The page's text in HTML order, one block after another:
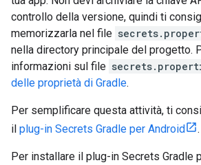
controllo della versione, quindi ti
memorizzarla nel file
nella directory principale del progetto.
informazioni sul file
delle proprietà di Gradle.
Per semplificare questa attività, ti
il plug-in Secrets Gradle per Android .
Per installare il plug-in Secrets Gradle